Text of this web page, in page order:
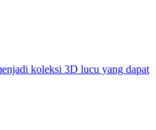
koleksi 3D lucu yang dapat